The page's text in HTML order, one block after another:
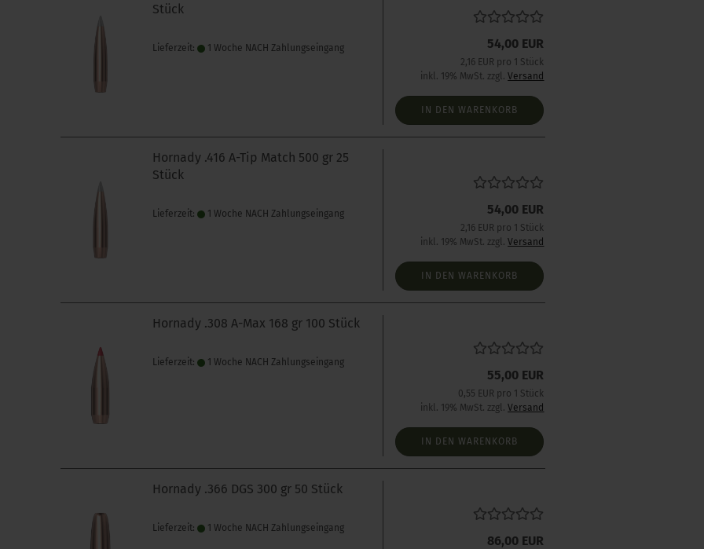
Stück
Lieferzeit: 1 Woche NACH Zahlungseingang 54,00 EUR
2,16 EUR pro 1 Stück
inkl. 19% MwSt. zzgl.Versand
IN DEN WARENKORB
Hornady .416 A-Tip Match 500 gr 25
Stück
Lieferzeit: 1 Woche NACH Zahlungseingang 54,00 EUR
2,16 EUR pro 1 Stück
inkl. 19% MwSt. zzgl.Versand
IN DEN WARENKORB
Hornady .308 A-Max 168 gr 100 Stück
Lieferzeit: 1 Woche NACH Zahlungseingang
55,00 EUR
0,55 EUR pro 1 Stück
inkl. 19% MwSt. zzgl.Versand
IN DEN WARENKORB
Hornady .366 DGS 300 gr 50 Stück
Lieferzeit: 1 Woche NACH Zahlungseingang
86,00 EUR